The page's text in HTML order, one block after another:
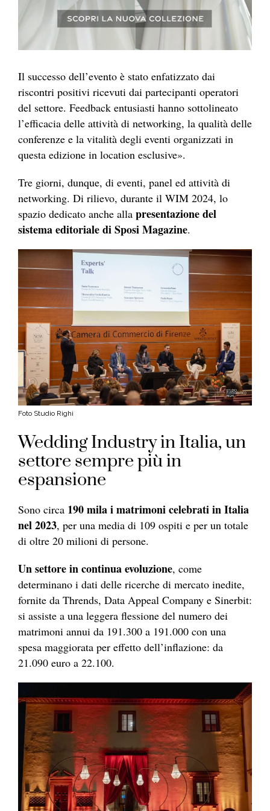
Il successo dell’evento è stato enfatizzato dai
riscontri positivi ricevuti dai partecipanti operatori
del settore. Feedback entusiasti hanno sottolineato
l’efficacia delle attività di networking, la qualità delle
conferenze e la vitalità degli eventi organizzati in
questa edizione in location esclusive».
Tre giorni, dunque, di eventi, panel ed attività di
networking. Di rilievo, durante il WIM 2024, lo
spazio dedicato anche alla presentazione del
sistema editoriale di Sposi Magazine.
Foto Studio Righi
Wedding Industry in Italia, un
settore sempre più in
espansione
Sono circa 190 mila i matrimoni celebrati in Italia
nel 2023, per una media di 109 ospiti e per un totale
di oltre 20 milioni di persone.
Un settore in continua evoluzione, come
determinano i dati delle ricerche di mercato inedite,
fornite da Thrends, Data Appeal Company e Sinerbit:
si assiste a una leggera flessione del numero dei
matrimoni annui da 191.300 a 191.000 con una
spesa maggiorata per effetto dell’inflazione: da
21.090 euro a 22.100.